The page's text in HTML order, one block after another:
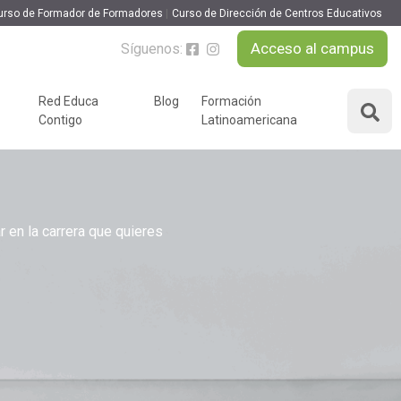
de Formador de Formadores Curso de Dirección de Centros Educativos
Síguenos: Acceso al campus
Educación y Docencia
Red Educa
Contigo
Blog
Formación
Latinoamericana
en la carrera que quieres